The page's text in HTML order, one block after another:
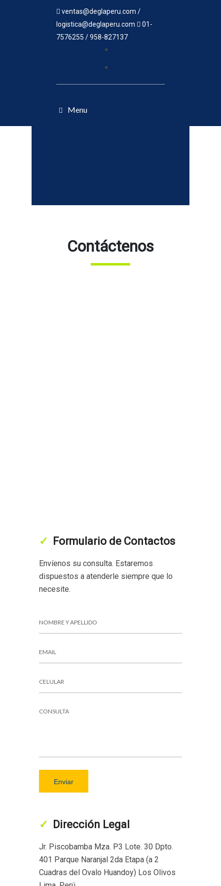
ventas@deglaperu.com /
logistica@deglaperu.com
01-
7576255 / 958-827137
Menu
Contáctenos
Formulario de Contactos
Envíenos su consulta. Estaremos
dispuestos a atenderle siempre que lo
necesite.
Dirección Legal
Jr. Piscobamba Mza. P3 Lote. 30 Dpto.
401 Parque Naranjal 2da Etapa (a 2
Cuadras del Ovalo Huandoy) Los Olivos